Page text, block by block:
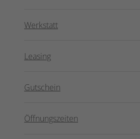
Werkstatt
Leasing
Gutschein
Öffnungszeiten